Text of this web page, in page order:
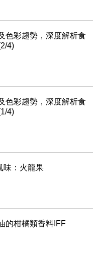
色彩趨勢，深度解析食
4)
色彩趨勢，深度解析食
4)
味：火龍果
的柑橘類香料IFF